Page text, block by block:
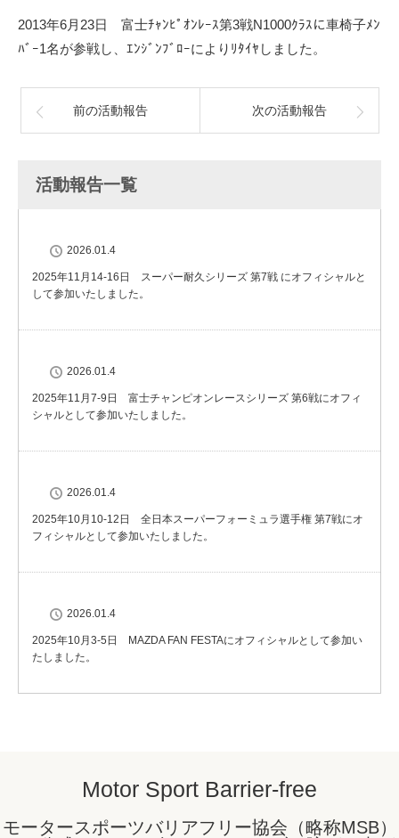
2013年6月23日 富士ﾁｬﾝﾋﾟｵﾝﾚｰｽ第3戦N1000ｸﾗｽに車椅子ﾒﾝ
ﾊﾞｰ1名が参戦し、ｴﾝｼﾞﾝﾌﾞﾛｰによりﾘﾀｲﾔしました。
前の活動報告 次の活動報告
活動報告一覧
2026.01.4
2025年11月14-16日 スーパー耐久シリーズ 第7戦 にオフィシャルと
して参加いたしました。
2026.01.4
2025年11月7-9日 富士チャンピオンレースシリーズ 第6戦にオフィ
シャルとして参加いたしました。
2026.01.4
2025年10月10-12日 全日本スーパーフォーミュラ選手権 第7戦にオ
フィシャルとして参加いたしました。
2026.01.4
2025年10月3-5日 MAZDA FAN FESTAにオフィシャルとして参加い
たしました。
Motor Sport Barrier-free
モータースポーツバリアフリー協会（略称MSB）